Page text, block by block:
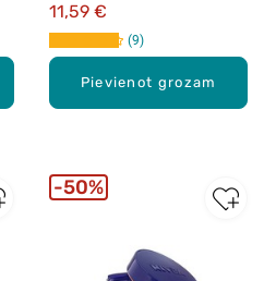
Pievienot grozam
11,59 €
9
50%